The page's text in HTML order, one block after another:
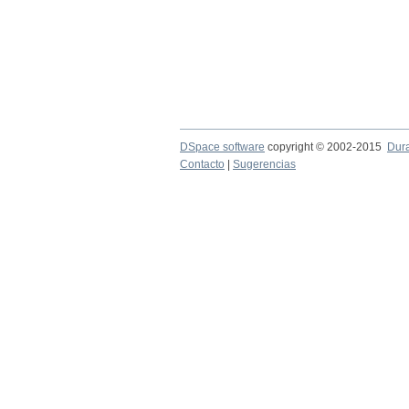
DSpace software copyright © 2002-2015
Contacto
Sugerencias